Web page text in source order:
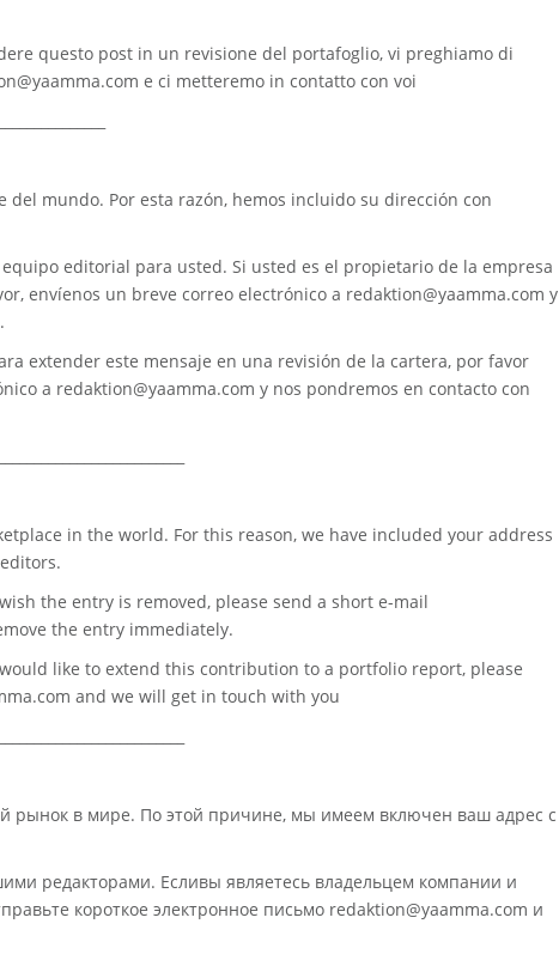
questo post in un revisione del portafoglio, vi preghiamo di
e ci metteremo in contatto con voi
del mundo. Por esta razón, hemos incluido su dirección con
editorial para usted. Si usted es el propietario de la empresa
envíenos un breve correo electrónico a redaktion@yaamma.com y
extender este mensaje en una revisión de la cartera, por favor
a redaktion@yaamma.com y nos pondremos en contacto con
in the world. For this reason, we have included your address
the entry is removed, please send a short e-mail
the entry immediately.
like to extend this contribution to a portfolio report, please
and we will get in touch with you
рынок в мире. По этой причине, мы имеем включен ваш адрес с
редакторами. Есливы являетесь владельцем компании и
короткое электронное письмо redaktion@yaamma.com и